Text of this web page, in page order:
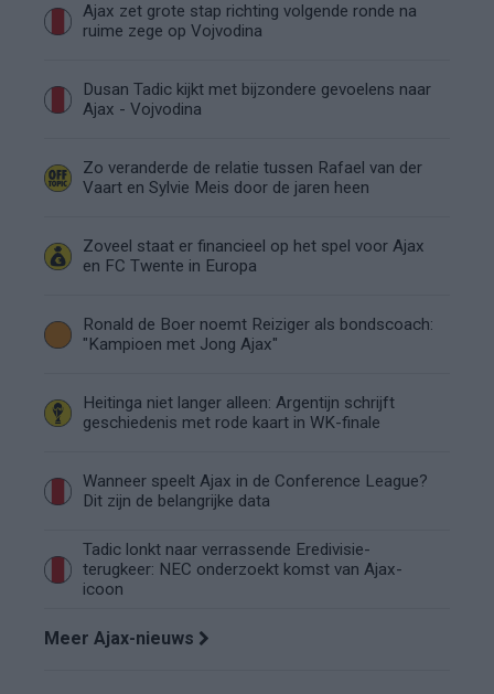
Ajax zet grote stap richting volgende ronde na
ruime zege op Vojvodina
Dusan Tadic kijkt met bijzondere gevoelens naar
Ajax - Vojvodina
Zo veranderde de relatie tussen Rafael van der
Vaart en Sylvie Meis door de jaren heen
Zoveel staat er financieel op het spel voor Ajax
en FC Twente in Europa
Ronald de Boer noemt Reiziger als bondscoach:
"Kampioen met Jong Ajax"
Heitinga niet langer alleen: Argentijn schrijft
geschiedenis met rode kaart in WK-finale
Wanneer speelt Ajax in de Conference League?
Dit zijn de belangrijke data
Tadic lonkt naar verrassende Eredivisie-
terugkeer: NEC onderzoekt komst van Ajax-
icoon
Meer Ajax-nieuws